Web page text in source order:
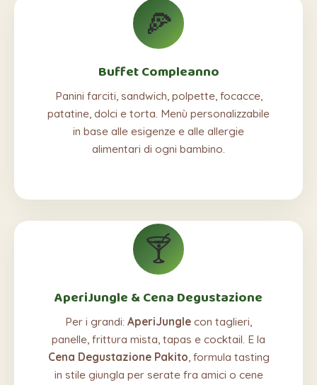
🍕
Buffet Compleanno
Panini farciti, sandwich, polpette, focacce,
patatine, dolci e torta. Menù personalizzabile
in base alle esigenze e alle allergie
alimentari di ogni bambino.
🍸
AperiJungle & Cena Degustazione
Per i grandi: AperiJungle con taglieri,
panelle, frittura mista, tapas e cocktail. E la
Cena Degustazione Pakito, formula tasting
in stile giungla per serate fra amici o cene